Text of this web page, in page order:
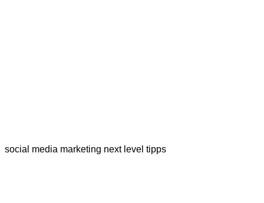
social media marketing next level tipps